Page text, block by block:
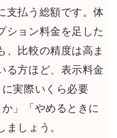
支払う総額です。体
ション料金を足した
、比較の精度は高ま
る方ほど、表示料金
実際いくら必要
」「やめるときに
しょう。